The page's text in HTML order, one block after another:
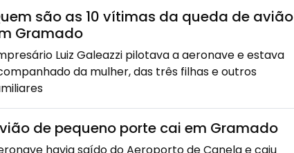
são as 10 vítimas da queda de avião
Gramado
Luiz Galeazzi pilotava a aeronave e estava
da mulher, das três filhas e outros
de pequeno porte cai em Gramado